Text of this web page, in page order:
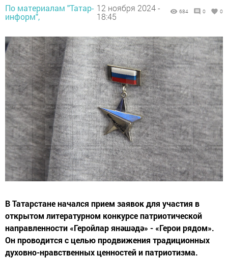
По материалам "Татар-
информ",
12 ноября 2024 -
18:45
684 0 0
В Татарстане начался прием заявок для участия в
открытом литературном конкурсе патриотической
направленности «Геройлар янәшәдә» - «Герои рядом».
Он проводится с целью продвижения традиционных
духовно-нравственных ценностей и патриотизма.